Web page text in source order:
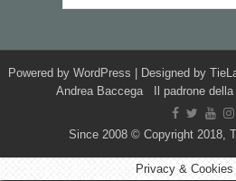
Powered by WordPress | Designed by
Andrea Baccega Il padrone della
Since 2008 © Copyright 2018,
Privacy &